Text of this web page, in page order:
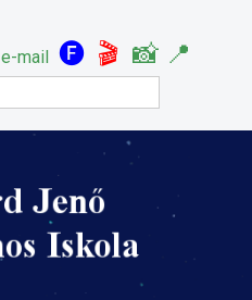
e-mail 🅕 🎬 📸 📍